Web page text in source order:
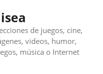
de juegos, cine,
videos, humor,
música o Internet